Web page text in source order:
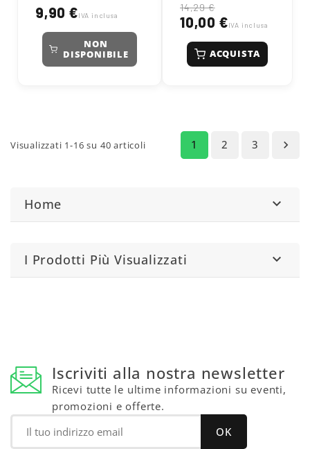
9,90 €IVA inclusa
NON
DISPONIBILE
14,29 €
10,00 €IVA inclusa
ACQUISTA
Visualizzati 1-16 su 40 articoli 1 2 3 
Home 
I Prodotti Più Visualizzati 
Iscriviti alla nostra newsletter
Ricevi tutte le ultime informazioni su eventi,
promozioni e offerte.